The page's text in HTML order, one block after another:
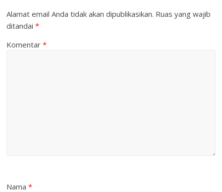
Alamat email Anda tidak akan dipublikasikan. Ruas yang wajib
ditandai*
Komentar*
Nama*